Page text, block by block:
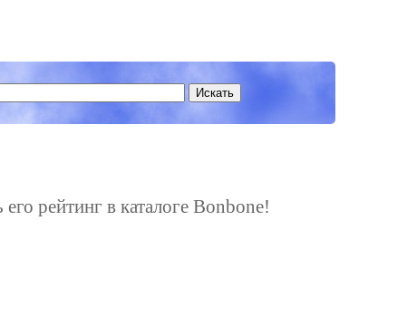
рейтинг в каталоге Bonbone!